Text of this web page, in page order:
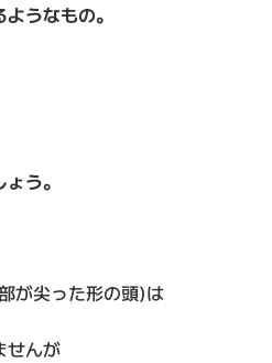
うなもの。
う。
が尖った形の頭)は
せんが